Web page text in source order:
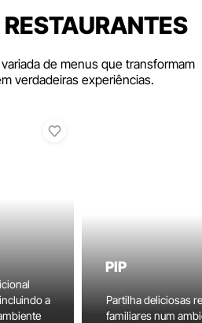
de menus que transformam
verdadeiras experiências.
a
PIP
Partilha deliciosas
familiares num